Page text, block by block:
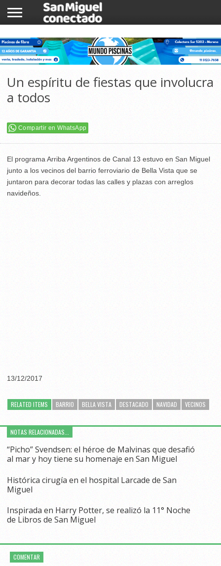
NOTICIAS
COMUNIDAD
COMERCIOS
Un espíritu de fiestas que involucra
a todos
Compartir en WhatsApp
El programa Arriba Argentinos de Canal 13 estuvo en San Miguel
junto a los vecinos del barrio ferroviario de Bella Vista que se
juntaron para decorar todas las calles y plazas con arreglos
navideños.
13/12/2017
RELATED ITEMS BARRIO BELLA VISTA DESTACADO NAVIDAD VECINOS
NOTAS RELACIONADAS...
“Picho” Svendsen: el héroe de Malvinas que desafió
al mar y hoy tiene su homenaje en San Miguel
Histórica cirugía en el hospital Larcade de San
Miguel
Inspirada en Harry Potter, se realizó la 11° Noche
de Libros de San Miguel
COMENTAR